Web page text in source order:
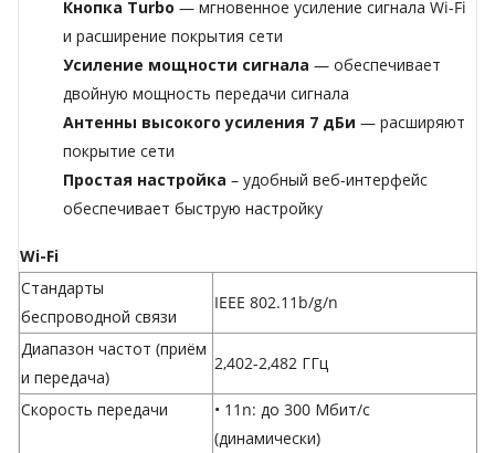
Кнопка Turbo — мгновенное усиление сигнала Wi-Fi
и расширение покрытия сети
Усиление мощности сигнала — обеспечивает
двойную мощность передачи сигнала
Антенны высокого усиления 7 дБи — расширяют
покрытие сети
Простая настройка – удобный веб-интерфейс
обеспечивает быструю настройку
Wi-Fi
Стандарты
беспроводной связи
IEEE 802.11b/g/n
Диапазон частот (приём
и передача)
2,402-2,482 ГГц
Скорость передачи
• 11n: до 300 Мбит/с
(динамически)